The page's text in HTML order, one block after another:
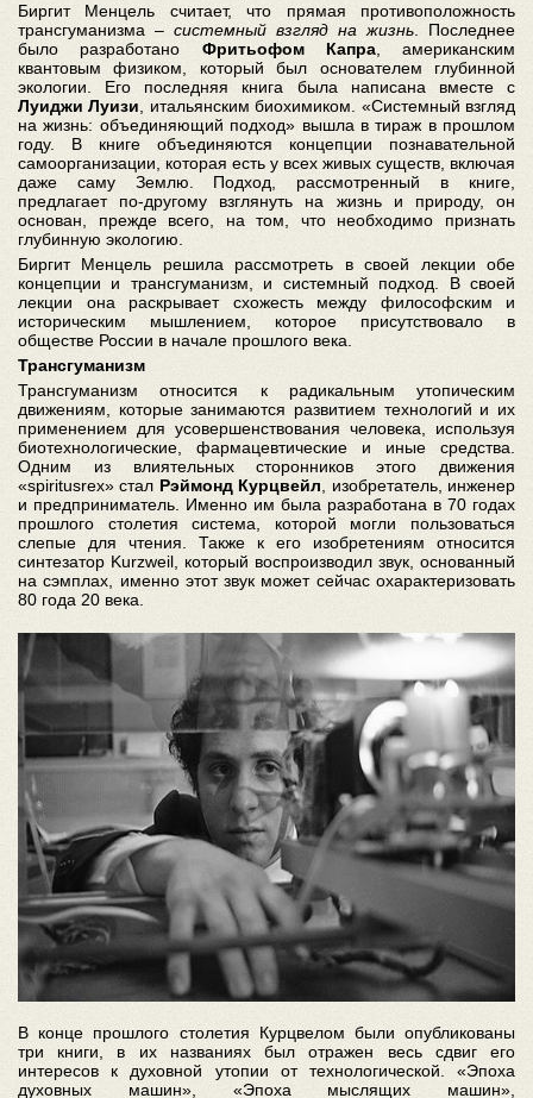
Биргит Менцель считает, что прямая противоположность
трансгуманизма – системный взгляд на жизнь . Последнее
было разработано Фритьофом Капра, американским
квантовым физиком, который был основателем глубинной
экологии. Его последняя книга была написана вместе с
Луиджи Луизи , итальянским биохимиком. «Системный взгляд
на жизнь: объединяющий подход» вышла в тираж в прошлом
году. В книге объединяются концепции познавательной
самоорганизации, которая есть у всех живых существ, включая
даже саму Землю. Подход, рассмотренный в книге,
предлагает по-другому взглянуть на жизнь и природу, он
основан, прежде всего, на том, что необходимо признать
глубинную экологию.
Биргит Менцель решила рассмотреть в своей лекции обе
концепции и трансгуманизм, и системный подход. В своей
лекции она раскрывает схожесть между философским и
историческим мышлением, которое присутствовало в
обществе России в начале прошлого века.
Трансгуманизм
Трансгуманизм относится к радикальным утопическим
движениям, которые занимаются развитием технологий и их
применением для усовершенствования человека, используя
биотехнологические, фармацевтические и иные средства.
Одним из влиятельных сторонников этого движения
«spiritusrex» стал Рэймонд Курцвейл , изобретатель, инженер
и предприниматель. Именно им была разработана в 70 годах
прошлого столетия система, которой могли пользоваться
слепые для чтения. Также к его изобретениям относится
синтезатор Kurzweil, который воспроизводил звук, основанный
на сэмплах, именно этот звук может сейчас охарактеризовать
80 года 20 века.
В конце прошлого столетия Курцвелом были опубликованы
три книги, в их названиях был отражен весь сдвиг его
интересов к духовной утопии от технологической. «Эпоха
духовных машин», «Эпоха мыслящих машин»,